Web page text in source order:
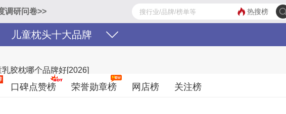
调研问卷>> 热搜榜
儿童枕头十大品牌
胶枕哪个品牌好[2026]
：TEMPUR泰普尔、亚朵星球atourplanet、赛诺SINOMAX、睡眠博士AiSleep、梦百合
牌名单的是口碑好或知名度高、有实力的品牌，排名不分先后，仅供借鉴参考，想知道什
2026年07月19日（每月更新）
口碑点赞榜 荣誉勋章榜 网店榜 关注榜